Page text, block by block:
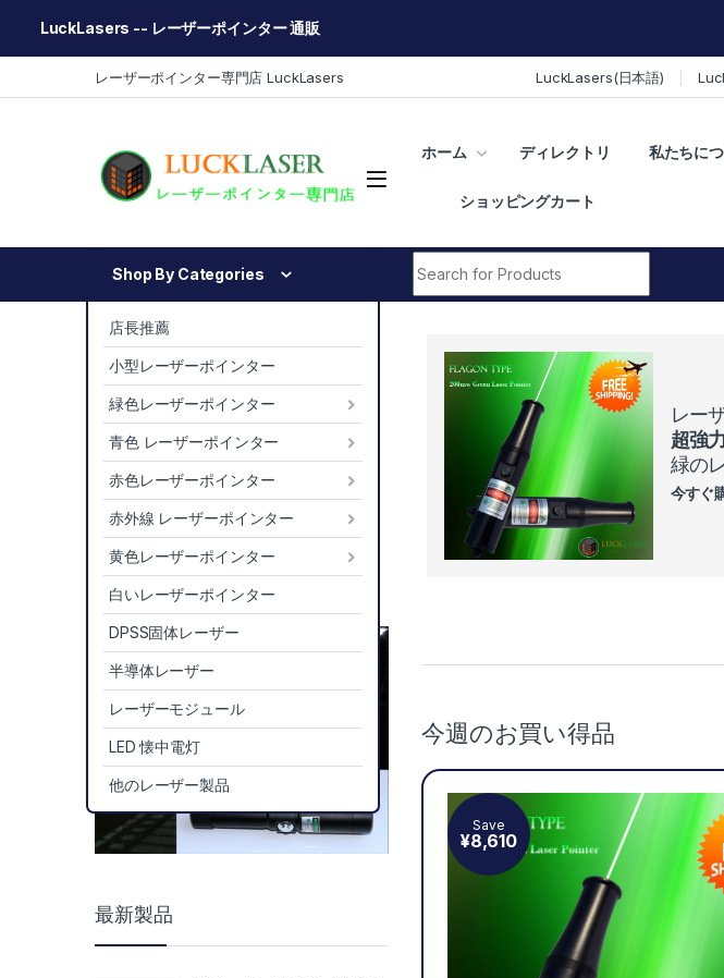
LuckLasers -- レーザーポインター 通販
レーザーポインター専門店 LuckLasers LuckLasers(日本語)
ホーム ディレクトリ 私たちに
ショッピングカート
Shop By Categories
店長推薦
小型レーザーポインター
緑色レーザーポインター
青色 レーザーポインター
赤色レーザーポインター
赤外線 レーザーポインター
黄色レーザーポインター
白いレーザーポインター
DPSS固体レーザー
半導体レーザー
レーザーモジュール
LED 懐中電灯
他のレーザー製品
レー
超強
緑の
今すぐ
今週のお買い得品
Save
¥8,610
最新製品